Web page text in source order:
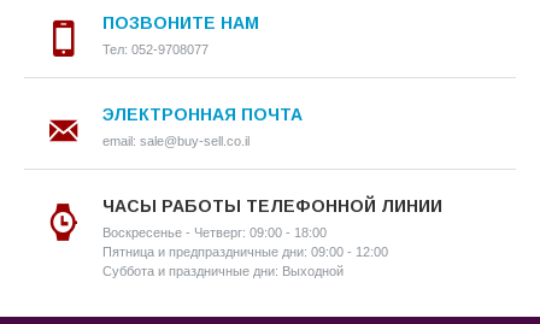
ПОЗВОНИТЕ НАМ
Тел: 052-9708077
ЭЛЕКТРОННАЯ ПОЧТА
email: sale@buy-sell.co.il
ЧАСЫ РАБОТЫ ТЕЛЕФОННОЙ ЛИНИИ
Воскресенье - Четверг: 09:00 - 18:00
Пятница и предпраздничные дни: 09:00 - 12:00
Суббота и праздничные дни: Выходной